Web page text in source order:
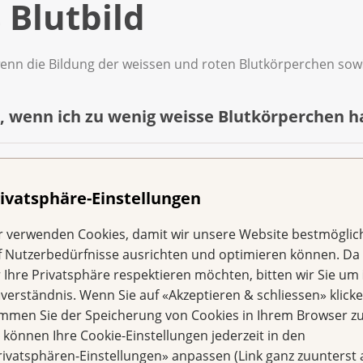
Einstellungen
verwenden Cookies, damit wir unsere Website
Nutzerbedürfnisse ausrichten und optimieren können. Da
Ihre Privatsphäre respektieren möchten, bitten wir Sie um
Wenn Sie auf «Akzeptieren & schliessen»
Sie der Speicherung von Cookies in Ihrem Browser
können Ihre Cookie-Einstellungen jederzeit in den
Einstellungen» anpassen (Link ganz zuunterst
Blutbild
die Bildung der weissen und roten Blutkörperchen
wenn ich zu wenig weisse Blutkörperchen
Fachsprache «Leukozyten» genannt, sind für unsere
Körper die Krankheitserreger kaum bekämpfen.
und informieren Sie Ihr Behandlungsteam über:
im Mund- und Rachenraum,
Urinlassen,
wenn ich zu wenig rote Blutkörperchen
Fachsprache «Erythrozyten» genannt, transportieren den
eine Blutarmut (Anämie) vor.
Symptome haben Betroffene?
wenn ich zu wenig Blutplättchen habe?
«Thrombozyten» genannt, sind für die
bei Verletzungen länger und stärker. Manchmal
Flecken. Trotz der geringen Anzahl von
zu überwindende und belastende Müdigkeit. Sie